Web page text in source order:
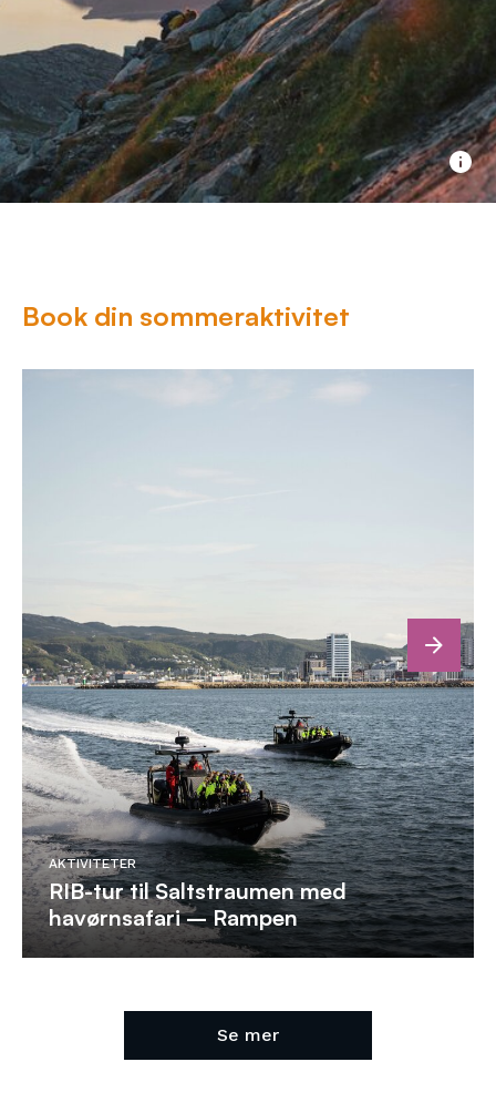
Book din sommeraktivitet
AKTIVITETER
RIB-tur til Saltstraumen med
havørnsafari – Rampen
next
Se mer